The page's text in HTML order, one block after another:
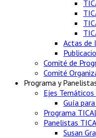
Actas de
Comité de
Comité
Programa y
Ejes
Guía
Programa
Panelistas
Susan